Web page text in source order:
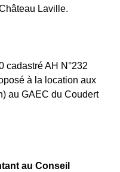
Laville.
cadastré AH N°232
à la location aux
au GAEC du Coudert
au Conseil